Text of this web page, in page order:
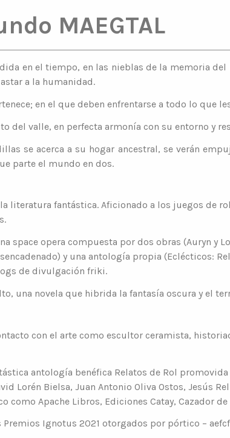
MAEGTAL
en el tiempo, en las nieblas de la memoria
a la humanidad.
en el que deben enfrentarse a todo lo que
del valle, en perfecta armonía con su entorno y
se acerca a su hogar ancestral, se verán
parte el mundo en dos.
literatura fantástica. Aficionado a los juegos de
opera compuesta por dos obras (Auryn y
y una antología propia (Eclécticos:
de divulgación friki.
una novela que hibrida la fantasía oscura y el
con el arte como escultor ceramista,
antología benéfica Relatos de Rol
Lorén Bielsa, Juan Antonio Oliva Ostos, Jesús
Apache Libros, Ediciones Catay, Cazador
Ignotus 2021 otorgados por pórtico –